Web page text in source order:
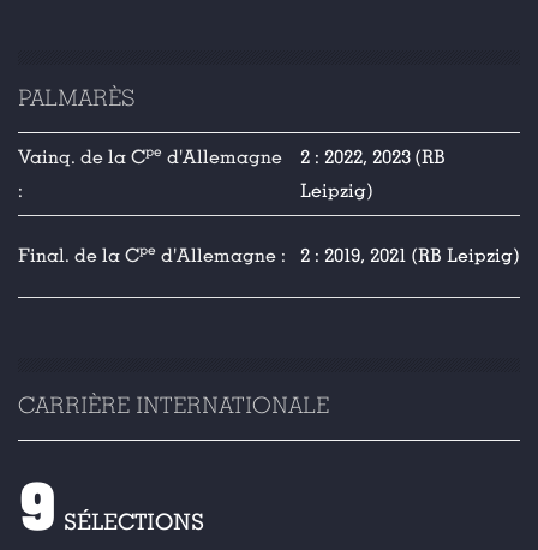
PALMARÈS
Vainq. de la Cpe d'Allemagne
:
2 : 2022, 2023 (RB
Leipzig)
Final. de la Cpe d'Allemagne : 2 : 2019, 2021 (RB Leipzig)
CARRIÈRE INTERNATIONALE
9 SÉLECTIONS